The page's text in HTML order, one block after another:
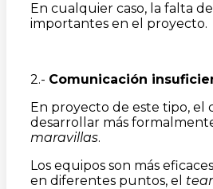
En cualquier caso, la falta
importantes en el proyecto.
2.- Comunicación
En proyecto de este tipo, el
desarrollar más
maravillas.
Los equipos son más
en diferentes puntos, el